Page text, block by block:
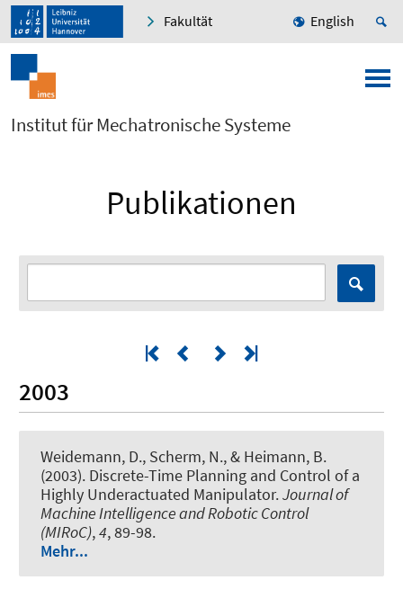
Fakultät English
Institut für Mechatronische Systeme
Publikationen
2003
Weidemann, D., Scherm, N., & Heimann, B.
(2003). Discrete-Time Planning and Control of a
Highly Underactuated Manipulator.Journal of
Machine Intelligence and Robotic Control
(MIRoC),4, 89-98.
Mehr...